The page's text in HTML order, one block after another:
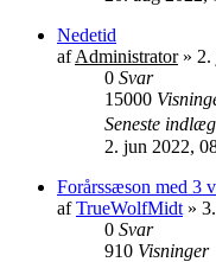
Nedetid
afAdministrator» 2.
0 Svar
15000
Seneste indlæg
2. jun 2022,
Forårssæson med 3
afTrueWolfMidt »
0 Svar
910 Visninger